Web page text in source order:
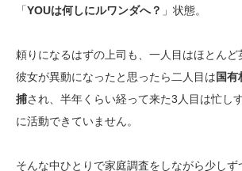
「YOUは何しにルワンダへ？ 」状態。
頼りになるはずの上司も、一人目はほとんど
彼女が異動になったと思ったら二人目は国有
捕され、半年くらい経って来た3人目は忙し
に活動できていません。
そんな中ひとりで家庭調査をしながら少しず